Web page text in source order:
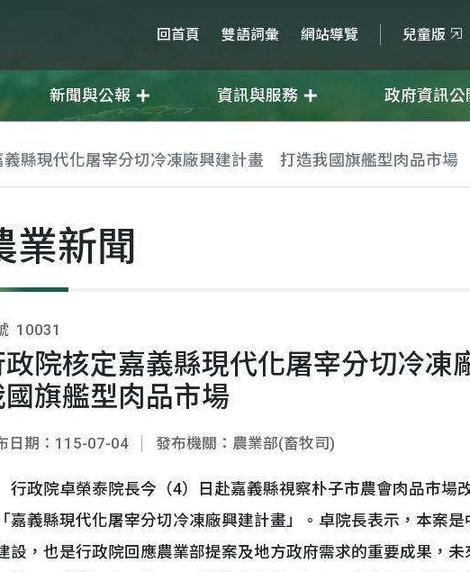
回首頁 雙語詞彙 網站導覽 兒童版
新聞與公報 資訊與服務 政府資訊公
義縣現代化屠宰分切冷凍廠興建計畫 打造我國旗艦型肉品市場
業新聞
10031
政院核定嘉義縣現代化屠宰分切冷
國旗艦型肉品市場
日期：115-07-04 發布機關：農業部(畜牧司)
政院卓榮泰院長今（4）日赴嘉義縣視察朴子市農會肉品市場
嘉義縣現代化屠宰分切冷凍廠興建計畫」。卓院長表示，本案
設，也是行政院回應農業部提案及地方政府需求的重要成果，